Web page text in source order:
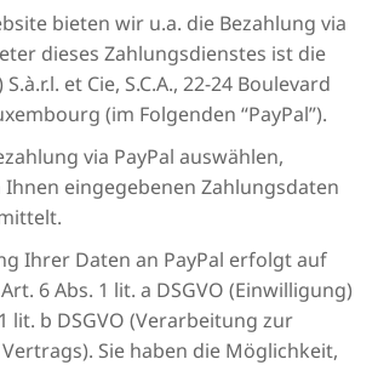
bieten wir u.a. die Bezahlung via
dieses Zahlungsdienstes ist die
et Cie, S.C.A., 22-24 Boulevard
(im Folgenden “PayPal”).
via PayPal auswählen,
eingegebenen Zahlungsdaten
Ihrer Daten an PayPal erfolgt auf
6 Abs. 1 lit. a DSGVO (Einwilligung)
lit. b DSGVO (Verarbeitung zur
Sie haben die Möglichkeit,